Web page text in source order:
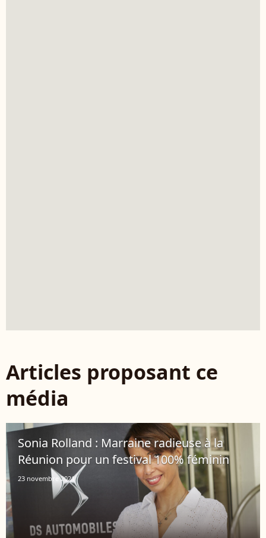
Articles proposant ce
média
Sonia Rolland : Marraine radieuse à la
Réunion pour un festival 100% féminin
23 novembre 2021